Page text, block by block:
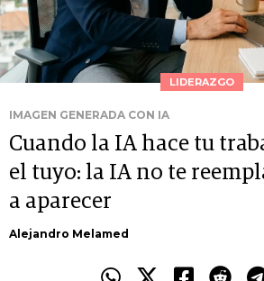
LIDERAZGO
IMAGEN GENERADA CON IA
Cuando la IA hace tu
el tuyo: la IA no te
a aparecer
Alejandro Melamed